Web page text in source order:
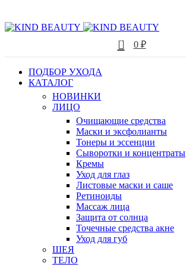
0 0 ₽
ПОДБОР УХОДА
КАТАЛОГ
НОВИНКИ
ЛИЦО
Очищающие средства
Маски и эксфолианты
Тонеры и эссенции
Сыворотки и концентраты
Кремы
Уход для глаз
Листовые маски и саше
Ретиноиды
Массаж лица
Защита от солнца
Точечные средства акне
Уход для губ
ШЕЯ
ТЕЛО